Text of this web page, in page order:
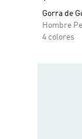
Gorra de
Hombre
4 colores